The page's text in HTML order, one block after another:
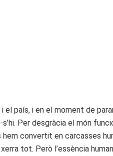
país, i en el moment de
Per desgràcia el món
convertit en carcasses
tot. Però l’essència